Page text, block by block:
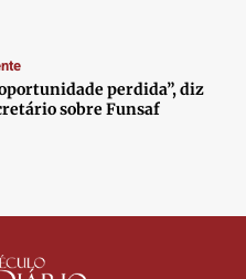
perdida”, diz
sobre Funsaf